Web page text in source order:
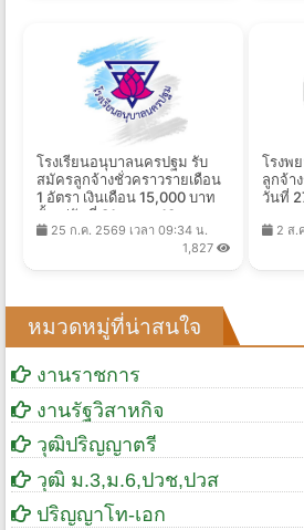
โรงเรียนอนุบาลนครปฐม รับ
สมัครลูกจ้างชั่วคราวรายเดือน
1 อัตรา เงินเดือน 15,000 บาท
ตั้งแต่วันที่ 31 ก.ค. - 10 ส.ค.
256925 ก.ค. 2569 เวลา 09:34 น.
1,827
โรงพ
ลูกจ้า
วันที่
2 ส.
หมวดหมู่ที่น่าสนใจ
งานราชการ
งานรัฐวิสาหกิจ
วุฒิปริญญาตรี
วุฒิ ม.3,ม.6,ปวช,ปวส
ปริญญาโท-เอก